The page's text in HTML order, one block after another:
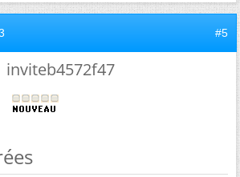
#5
inviteb4572f47